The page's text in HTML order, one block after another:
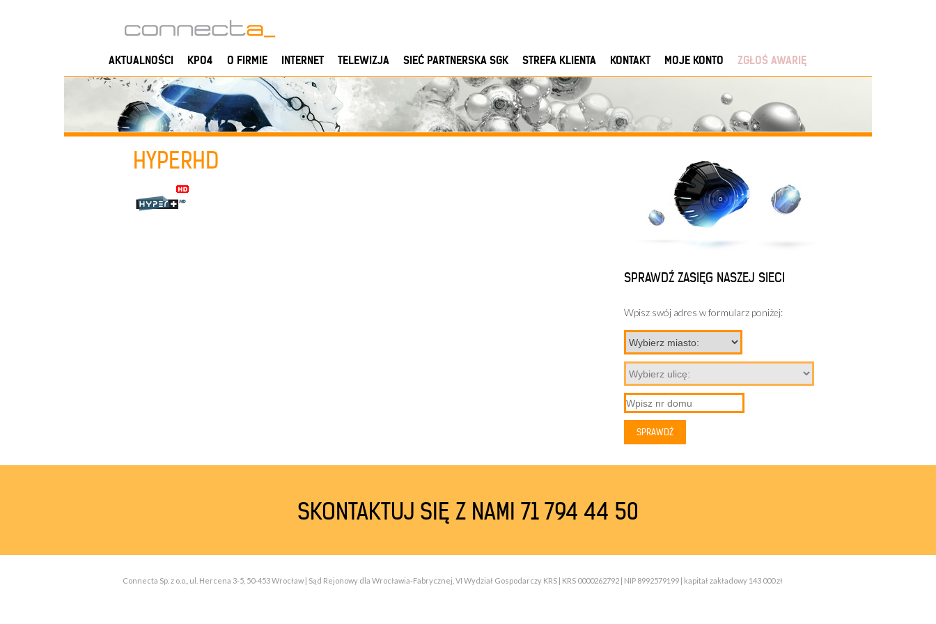
AKTUALNOŚCI KPO4 O FIRMIE INTERNET TELEWIZJA SIEĆ PARTNERSKA SGK STREFA KLIENTA KONTAKT MOJE KONTO ZGŁOŚ AWARIĘ
HYPERHD
SPRAWDŹ ZASIĘG NASZEJ SIECI
Wpisz swój adres w formularz poniżej:
SKONTAKTUJ SIĘ Z NAMI 71 794 44 50
Connecta Sp. z o.o., ul. Hercena 3-5, 50-453 Wrocław | Sąd Rejonowy dla Wrocławia-Fabrycznej, VI Wydział Gospodarczy KRS | KRS 0000262792 | NIP 8992579199 | kapitał zakładowy 143 000 zł